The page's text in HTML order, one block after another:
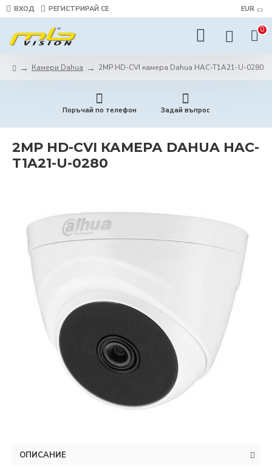
ВХОД РЕГИСТРИРАЙ СЕ EUR
0
Камери Dahua 2MP HD-CVI камера Dahua HAC-T1A21-U-0280
Поръчай по телефон Задай въпрос
2MP HD-CVI КАМЕРА DAHUA HAC-
T1A21-U-0280
ОПИСАНИЕ